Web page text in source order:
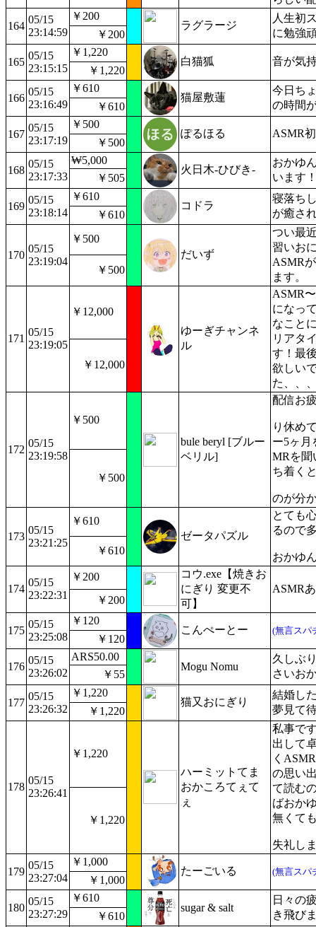
164
05/15
23:14:59
￥200
ラグラージ
人生初
に勉強
￥200
165
05/15
23:15:15
￥1,220
白猫狐 音が気
￥1,220
166
05/15
23:16:49
￥610
猫屋敷蓮
今日ち
の時間
￥610
167
05/15
23:17:19
￥500
ぽるほる ASMR
￥500
168
05/15
23:17:33
₩5,000
火日木-ひびき-
おかゆ
います
￥505
169
05/15
23:18:14
￥610
コドラ
寝落ち
が癒さ
￥610
170
05/15
23:19:04
￥500
だいず
つい最
習いお
ASMR
ます。
￥500
171
05/15
23:19:05
￥12,000
ゆーぎチャンネ
ル
ASMR
になっ
なこと
リアタ
す！最
欲しい
た、、
￥12,000
172
05/15
23:19:58
￥500
bule beryl [ブルー
ベリル]
配信お
り休め
ー5ヶ月
MRを聞
ち着く
のが分
￥500
173
05/15
23:21:25
￥610
ゼータパズル
とても
るので
おかゆ
￥610
174
05/15
23:22:31
￥200
コウ.exe【焼きお
にぎり 変更不
可】
ASMR
￥200
175
05/15
23:25:08
￥120
こんぺーとー (無言スパ
￥120
176
05/15
23:26:02
ARS50.00
Mogu Nomu
久しぶ
さいお
￥55
177
05/15
23:26:32
￥1,220
猫又おにぎり
結婚し
夢見て
￥1,220
178
05/15
23:26:41
￥1,220
ハーミットてま
おかころてぇて
ぇ
私事で
出して
く
の思い
て読む
ばおか
無くて
失礼し
￥1,220
179
05/15
23:27:04
￥1,000
たーごいる (無言スパ
￥1,000
180
05/15
23:27:29
￥610
sugar & salt
日々の
き飛び
￥610